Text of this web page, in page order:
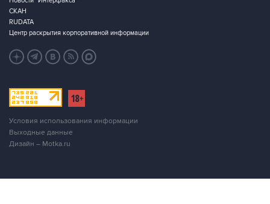
СКАН
RUDATA
Центр раскрытия корпоративной информации
Условия использования информации
Выходные данные
Дизайн – Motka.ru